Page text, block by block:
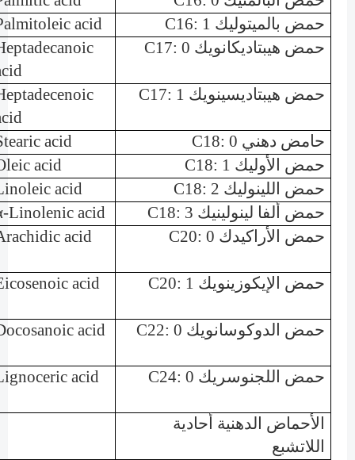
حمض بالميتوليك
acid
حمض هيبتاديكانويك
حمض هيبتاديسينويك
حامض دهني
acid
حمض الأوليك
acid
حمض اللينوليك
acid
حمض ألفا لينولينيك
Linolenic acid
حمض الأراكيدك
acid
حمض الإيكوزينويك acid
حمض الدوكوسانويك acid
حمض اللجنوسريك acid
الأحماض الدهنية أحادية
اللاتشبع